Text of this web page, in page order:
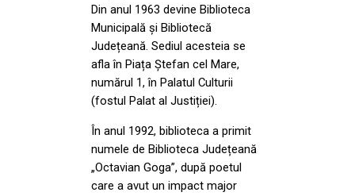
Din anul 1963 devine Biblioteca
Municipală și Bibliotecă
Județeană. Sediul acesteia se
afla în Piața Ștefan cel Mare,
numărul 1, în Palatul Culturii
(fostul Palat al Justiției).
În anul 1992, biblioteca a primit
numele de Biblioteca Județeană
„Octavian Goga”, după poetul
care a avut un impact major